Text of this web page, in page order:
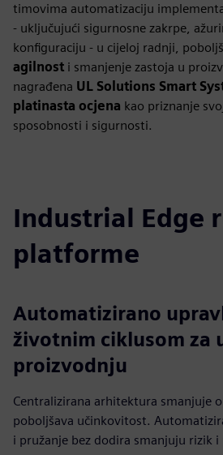
timovima automatizaciju
- uključujući sigurnosne zakrpe,
konfiguraciju - u cijeloj radnji,
agilnost i smanjenje zastoja u
nagrađena UL Solutions Smart
platinasta ocjena kao priznanje
sposobnosti i sigurnosti.
Industrial Edge
platforme
Automatizirano
životnim ciklusom za
proizvodnju
Centralizirana arhitektura smanjuje
poboljšava učinkovitost.
i pružanje bez dodira smanjuju rizik i